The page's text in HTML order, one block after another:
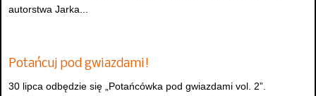
autorstwa Jarka...
Potańcuj pod gwiazdami!
30 lipca odbędzie się „Potańcówka pod gwiazdami vol. 2”.